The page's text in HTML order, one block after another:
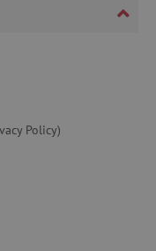
Policy)
www.agatinsvijet.hr